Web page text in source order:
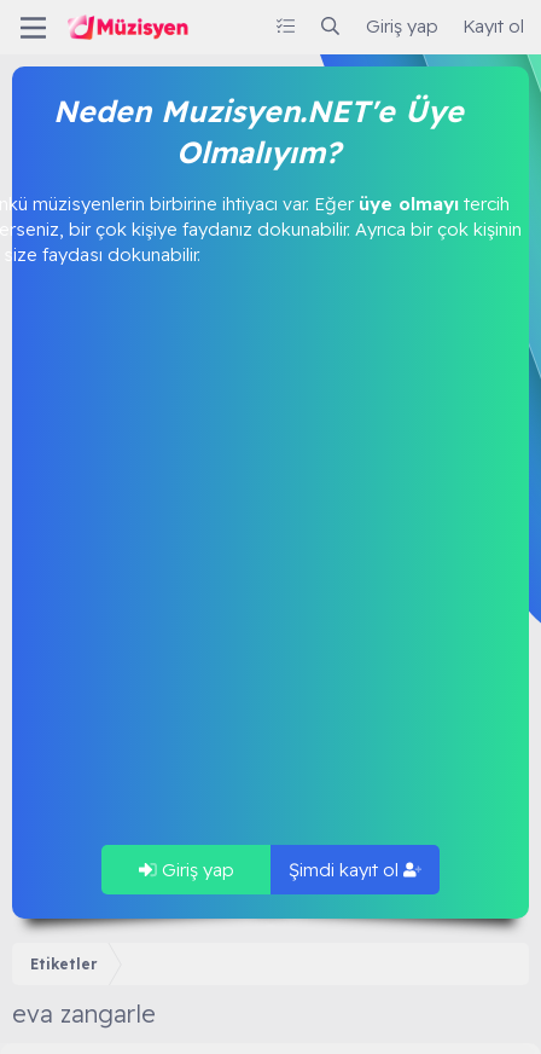
Giriş yap Kayıt ol
Neden Muzisyen.NET'e Üye
Olmalıyım?
müzisyenlerin birbirine ihtiyacı var. Eğer üye olmayı tercih
bir çok kişiye faydanız dokunabilir. Ayrıca bir çok kişinin
faydası dokunabilir.
Giriş yap Şimdi kayıt ol
Etiketler
eva zangarle